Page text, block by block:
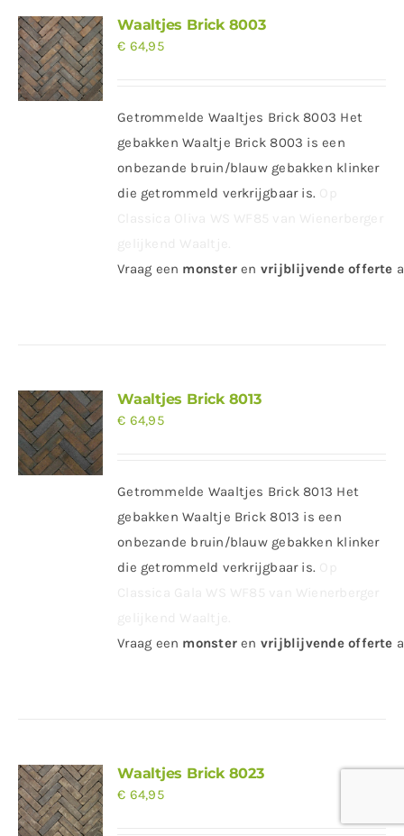
Waaltjes Brick 8003
€ 64,95
Getrommelde Waaltjes Brick 8003 Het
gebakken Waaltje Brick 8003 is een
onbezande bruin/blauw gebakken klinker
die getrommeld verkrijgbaar is.
Vraag een monster en vrijblijvende offerte
Waaltjes Brick 8013
€ 64,95
Getrommelde Waaltjes Brick 8013 Het
gebakken Waaltje Brick 8013 is een
onbezande bruin/blauw gebakken klinker
die getrommeld verkrijgbaar is.
Vraag een monster en vrijblijvende offerte
Waaltjes Brick 8023
€ 64,95